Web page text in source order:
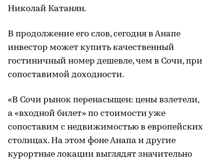
Николай Катанян.
В продолжение его слов, сегодня в Анапе
инвестор может купить качественный
гостиничный номер дешевле, чем в Сочи, при
сопоставимой доходности.
«В Сочи рынок перенасыщен: цены взлетели,
а «входной билет» по стоимости уже
сопоставим с недвижимостью в европейских
столицах. На этом фоне Анапа и другие
курортные локации выглядят значительно